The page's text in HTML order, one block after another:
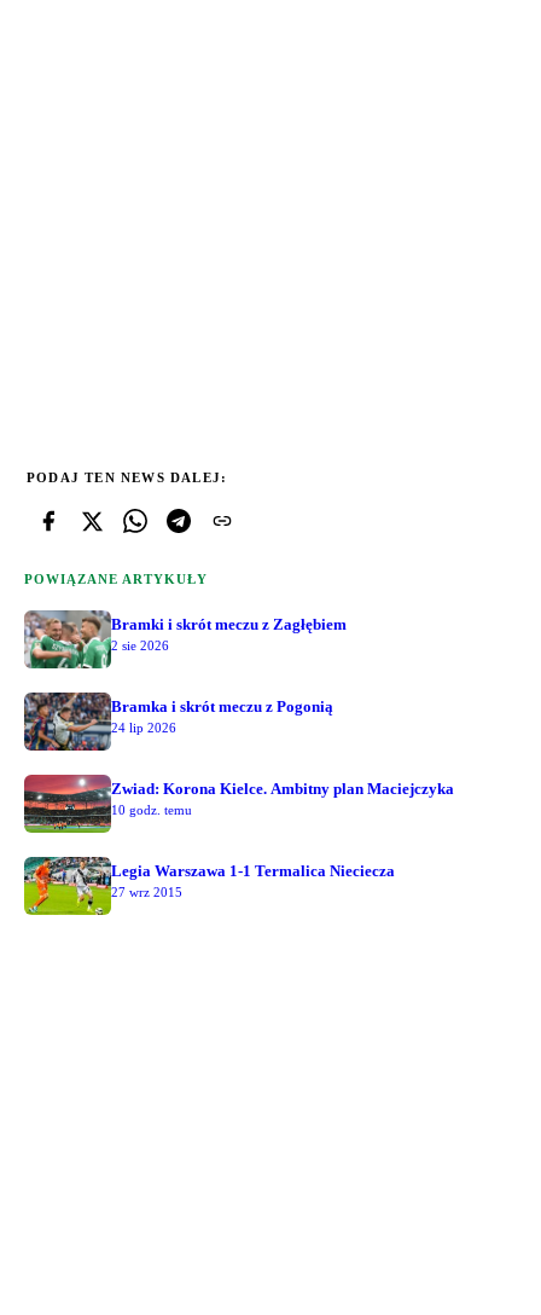
PODAJ TEN NEWS DALEJ:
POWIĄZANE ARTYKUŁY
Bramki i skrót meczu z Zagłębiem
2 sie 2026
Bramka i skrót meczu z Pogonią
24 lip 2026
Zwiad: Korona Kielce. Ambitny plan Maciejczyka
10 godz. temu
Legia Warszawa 1-1 Termalica Nieciecza
27 wrz 2015